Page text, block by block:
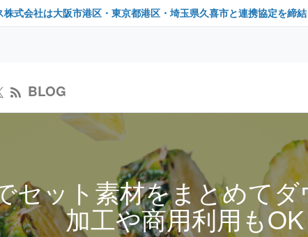
株式会社は大阪市港区・東京都港区・埼玉県久喜市と連携協定を締
BLOG
セット素材をまとめて
加工や商用利用も